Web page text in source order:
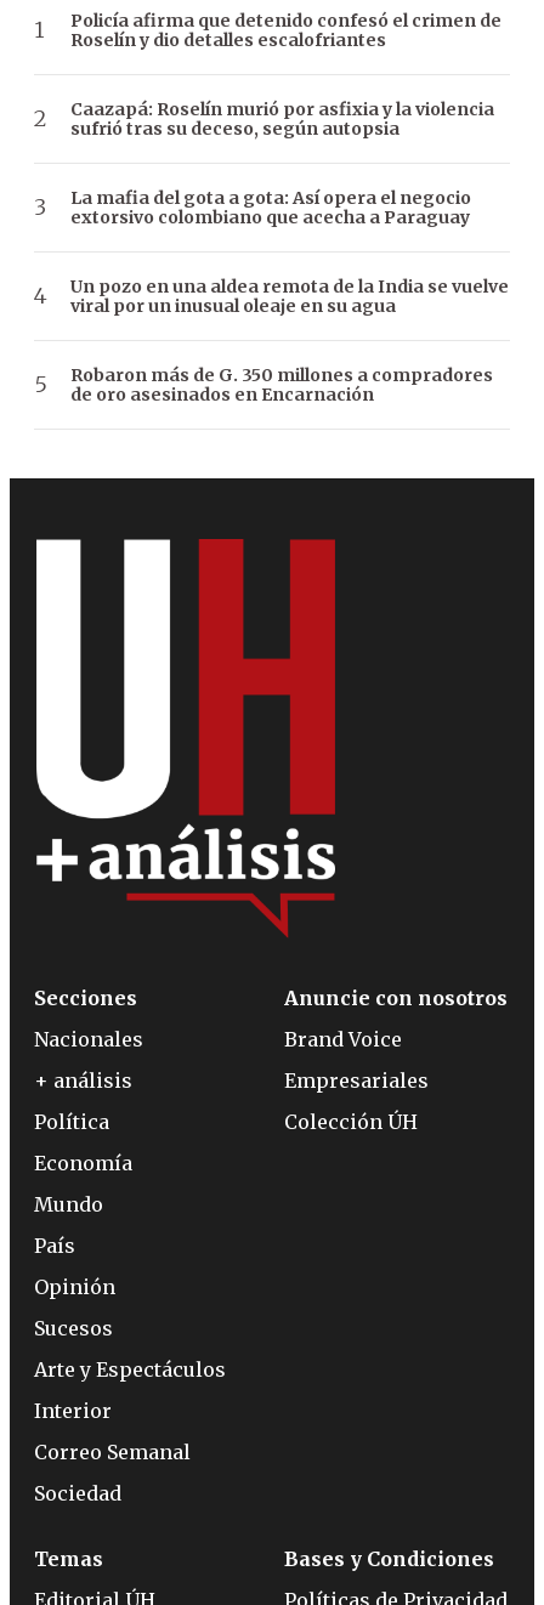
Policía afirma que detenido confesó el crimen de
Roselín y dio detalles escalofriantes
Caazapá: Roselín murió por asfixia y la violencia
sufrió tras su deceso, según autopsia
La mafia del gota a gota: Así opera el negocio
extorsivo colombiano que acecha a Paraguay
Un pozo en una aldea remota de la India se vuelve
viral por un inusual oleaje en su agua
Robaron más de G. 350 millones a compradores
de oro asesinados en Encarnación
Secciones
Nacionales
+ análisis
Política
Economía
Mundo
País
Opinión
Sucesos
Arte y Espectáculos
Interior
Correo Semanal
Sociedad
Anuncie con nosotros
Brand Voice
Empresariales
Colección ÚH
Temas
Bases y Condiciones